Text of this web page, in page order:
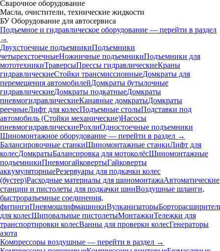
Сварочное оборудование
Масла, очистители, технические жидкости
БУ Оборудование для автосервиса
Подъемное и гидравлическое оборудование — перейти в раздел
→
Двухстоечные подъемникиПодъемники
четырехстоечныеНожничные подъемникиПодъемники для
мототехникиТраверсыПрессы гидравлическиеКраны
гидравлическиеСтойки трансмиссионныеДомкраты для
перемещения автомобилейДомкраты бутылочные
гидравлическиеДомкраты подкатныеДомкраты
пневмогидравлическиеКанавные домкратыДомкраты
реечныеЛифт для колесПодъемные столыПодставки под
автомобиль (Стойки механические)Насосы
пневмогидравлическиеРохлиОдностоечные подъемники
Шиномонтажное оборудование — перейти в раздел →
Балансировочные станкиШиномонтажные станкиЛифт для
колесДомкратыБалансировка для мотоколёсШиномонтажные
подъемникиПневмогайковертыГайковерты
аккумуляторныеРезервуары для подкачки колес
(бустер)Расходные материалы для шиномонтажаАвтоматические
станции и пистолеты для подкачки шинВоздушные шланги,
быстроразъемные соединения,
фитингиПневмошлифмашинкиВулканизаторы
для колесШиповальные пистолетыМонтажкиТележки для
транспортировки колесВанны для проверки колесГенераторы
азота
Компрессоры воздушные — перейти в раздел →